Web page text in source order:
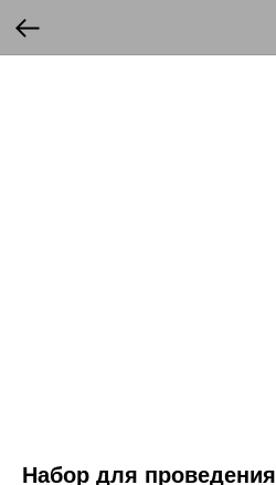
Набор для проведения